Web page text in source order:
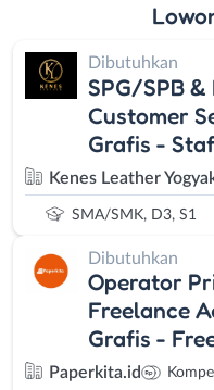
Dibutuhkan
SPG/SPB
Customer
Grafis -
Kenes Leather
SMA/SMK, D3, S1
Dibutuhkan
Operator
Freelance
Grafis -
Paperkita.id